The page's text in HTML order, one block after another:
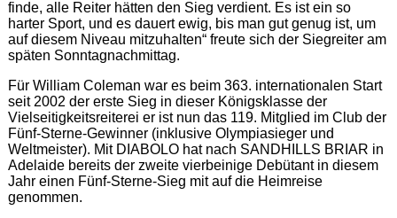
finde, alle Reiter hätten den Sieg verdient. Es ist ein so
harter Sport, und es dauert ewig, bis man gut genug ist, um
auf diesem Niveau mitzuhalten“ freute sich der Siegreiter am
späten Sonntagnachmittag.
Für William Coleman war es beim 363. internationalen Start
seit 2002 der erste Sieg in dieser Königsklasse der
Vielseitigkeitsreiterei er ist nun das 119. Mitglied im Club der
Fünf-Sterne-Gewinner (inklusive Olympiasieger und
Weltmeister). Mit DIABOLO hat nach SANDHILLS BRIAR in
Adelaide bereits der zweite vierbeinige Debütant in diesem
Jahr einen Fünf-Sterne-Sieg mit auf die Heimreise
genommen.